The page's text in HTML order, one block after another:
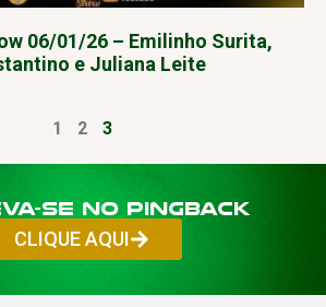
06/01/26 – Emilinho Surita,
e Juliana Leite
1 2 3
se no PINGBACK
CLIQUE AQUI